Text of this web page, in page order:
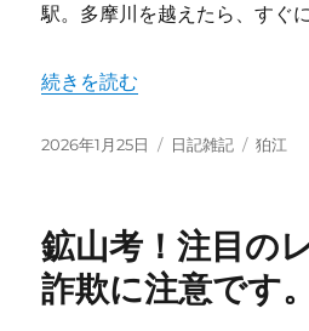
駅。多摩川を越えたら、すぐ
“和泉多摩川駅でうまい釜飯
続きを読む
投
2026年1月25日
カ
ー
日記雑記
タ
狛江
鉱山考！注目の
詐欺に注意です。